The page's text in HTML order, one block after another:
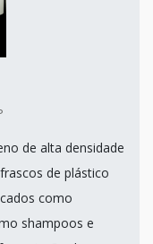
de alta densidade
de plástico
como
shampoos e